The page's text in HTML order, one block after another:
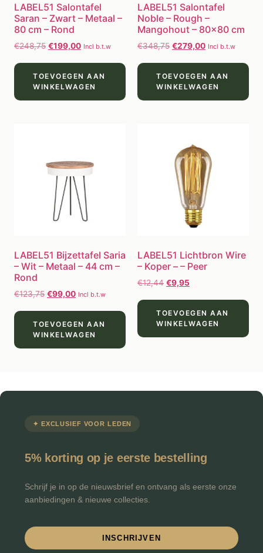
LABEL51 Salontafel
Saran – Zwart – Metaal –
80 cm – Rond
€248,75 €199,00 Incl b.t.w
TOEVOEGEN AAN
WINKELWAGEN
LABEL51 Salontafel
Noble – Rough –
Mangohout – 80×80 cm
€348,75 €279,00 Incl b.t.w
TOEVOEGEN AAN
WINKELWAGEN
LABEL51 Bijzettafel Saria
– Wit – Metaal – 44 cm –
Rond
€123,75 €99,00 Incl b.t.w
TOEVOEGEN AAN
WINKELWAGEN
LABEL51 Lichtbron Wire
– Koper – – Peer
€12,44 €9,95
TOEVOEGEN AAN
WINKELWAGEN
✦ EXCLUSIEF VOOR LEDEN
5% korting op je eerste bestelling
Schrijf je in op de nieuwsbrief en ontvang als eerste onze
aanbiedingen & nieuwe collecties.
INSCHRIJVEN